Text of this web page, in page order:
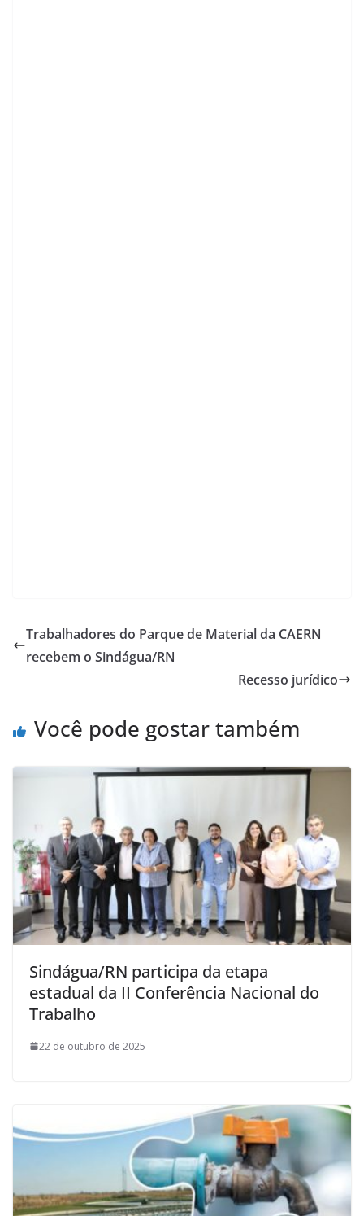
Trabalhadores do Parque de Material da CAERN
recebem o Sindágua/RN
Recesso jurídico
Você pode gostar também
Sindágua/RN participa da etapa
estadual da II Conferência Nacional do
Trabalho
22 de outubro de 2025